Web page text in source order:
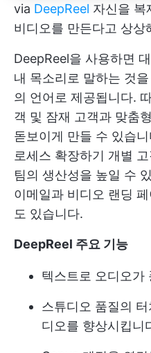
via DeepReel 자신을 복
비디오를 만든다고 상상
DeepReel을 사용하면
내 목소리로 말하는 것
의 언어로 제공됩니다.
객 및 잠재 고객과 맞춤
돋보이게 만들 수 있습니
로세스 확장하기 개별
팀의 생산성을 높일 수
이메일과 비디오 랜딩
도 있습니다.
DeepReel 주요 기능
텍스트로 오디오가
스튜디오 품질의
디오를 향상시킵니